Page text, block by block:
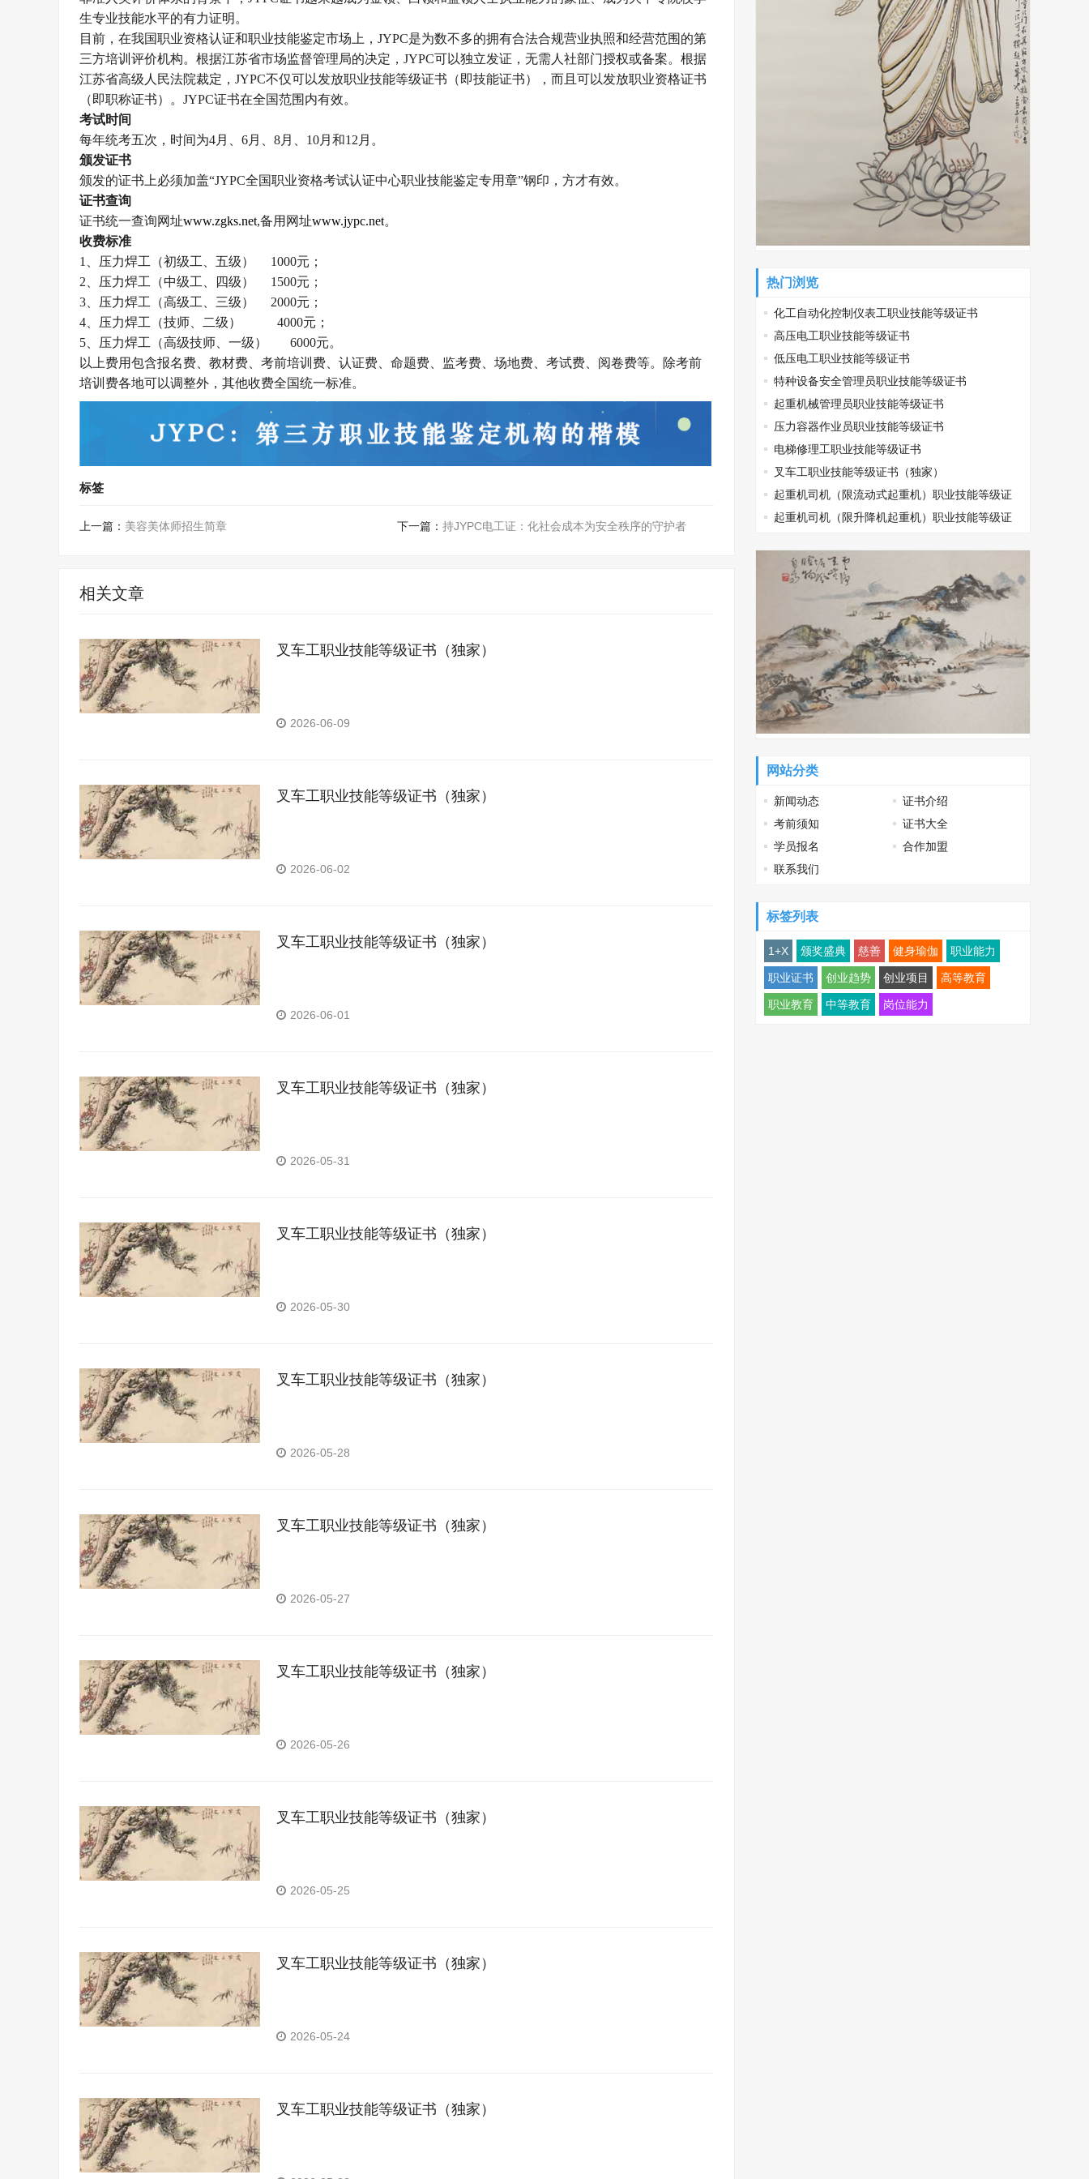
生专业技能水平的有力证明。
目前，在我国职业资格认证和职业技能鉴定市场上， JYPC是为数不多的拥有合法合规营业执照和经营范围的第
三方培训评价机构。根据江苏省市场监督管理局的决定， JYPC可以独立发证，无需人社部门授权或备案。根据
江苏省高级人民法院裁定， JYPC不仅可以发放职业技能等级证书（即技能证书），而且可以发放职业资格证书
（即职称证书）。 JYPC证书在全国范围内有效。
考试时间
每年统考五次，时间为4月、 6月、 8月、 10月和12 月。
颁发证书
颁发的证书上必须加盖“JYPC全国职业资格考试认证中心职业技能鉴定专用章”钢印，方才有效。
证书查询
证书统一查询网址www.zgks.net,备用网址www.jypc.net。
收费标准
1
、压力焊工（初级工、五级） 1000元；
2 、压力焊工（中级工、四级） 1500元；
3 、压力焊工（高级工、三级） 2000元；
4 、压力焊工（技师、二级） 4000元；
5 、压力焊工（高级技师、一级） 6000元。
以上费用包含报名费、教材费、考前培训费、认证费、命题费、监考费、场地费、考试费、阅卷费等。除考前
培训费各地可以调整外，其他收费全国统一标准。
标签
上一篇： 美容美体师招生简章 下一篇： 持JYPC电工证：化社会成本为安全秩序的守护者
相关文章
叉车工职业技能等级证书（独家）
2026-06-09
叉车工职业技能等级证书（独家）
2026-06-02
叉车工职业技能等级证书（独家）
2026-06-01
叉车工职业技能等级证书（独家）
2026-05-31
叉车工职业技能等级证书（独家）
2026-05-30
叉车工职业技能等级证书（独家）
2026-05-28
叉车工职业技能等级证书（独家）
2026-05-27
叉车工职业技能等级证书（独家）
2026-05-26
叉车工职业技能等级证书（独家）
2026-05-25
叉车工职业技能等级证书（独家）
2026-05-24
叉车工职业技能等级证书（独家）
热门浏览
化工自动化控制仪表工职业技能等级证书
高压电工职业技能等级证书
低压电工职业技能等级证书
特种设备安全管理员职业技能等级证书
起重机械管理员职业技能等级证书
压力容器作业员职业技能等级证书
电梯修理工职业技能等级证书
叉车工职业技能等级证书（独家）
起重机司机（限流动式起重机）职业技能等级证
书起重机司机（限升降机起重机）职业技能等级证
网站分类
新闻动态
证书介绍
考前须知
证书大全
学员报名
合作加盟
联系我们
标签列表
1+X 颁奖盛典 慈善 健身瑜伽 职业能力
职业证书 创业趋势 创业项目 高等教育
职业教育 中等教育 岗位能力